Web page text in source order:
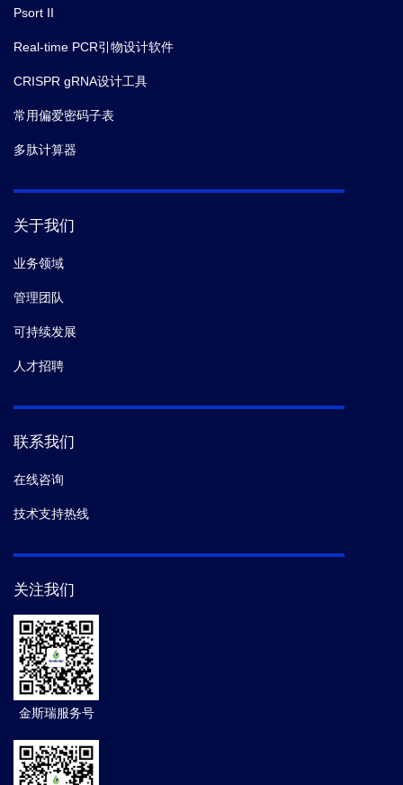
Psort II
Real-time PCR引物设计软件
CRISPR gRNA设计工具
常用偏爱密码子表
多肽计算器
关于我们
业务领域
管理团队
可持续发展
人才招聘
联系我们
在线咨询
技术支持热线
关注我们
金斯瑞服务号